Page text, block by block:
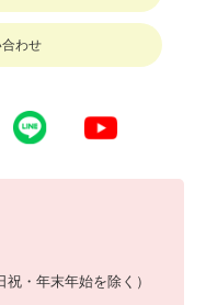
わせ
・年末年始を除く）